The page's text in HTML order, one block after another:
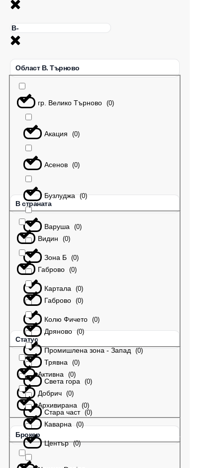
Област В. Търново
гр. Велико Търново (0)
Акация (0)
Асенов (0)
Бузлуджа (0)
Варуша (0)
Зона Б (0)
Картала (0)
Колю Фичето (0)
Промишлена зона - Запад (0)
Света гора (0)
Стара част (0)
Център (0)
В страната
Видин (0)
Габрово (0)
Габрово (0)
Дряново (0)
Трявна (0)
Добрич (0)
Каварна (0)
Статус
Активна (0)
Архивирана (0)
Брокер